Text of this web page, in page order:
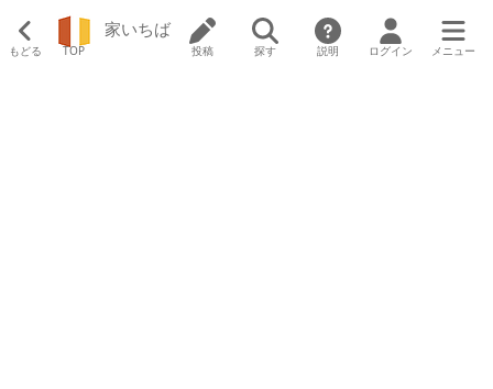
もどる TOP
家いちば
投稿 探す 説明 ログイン メニュー